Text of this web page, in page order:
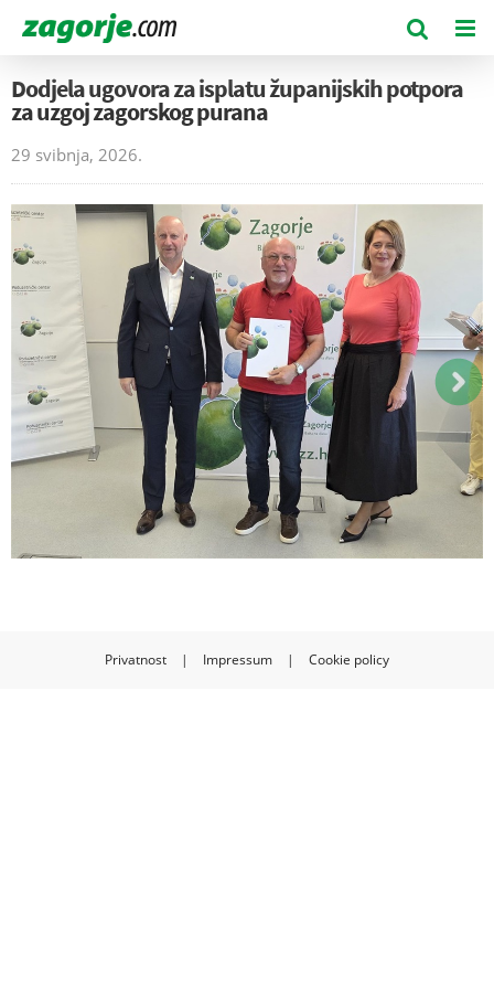
Dodjela ugovora za isplatu županijskih potpora
za uzgoj zagorskog purana
29 svibnja, 2026.
Privatnost | Impressum | Cookie policy